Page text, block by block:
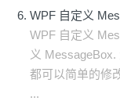
WPF 自定义
WPF 自定义
义
都可以简单的修
...